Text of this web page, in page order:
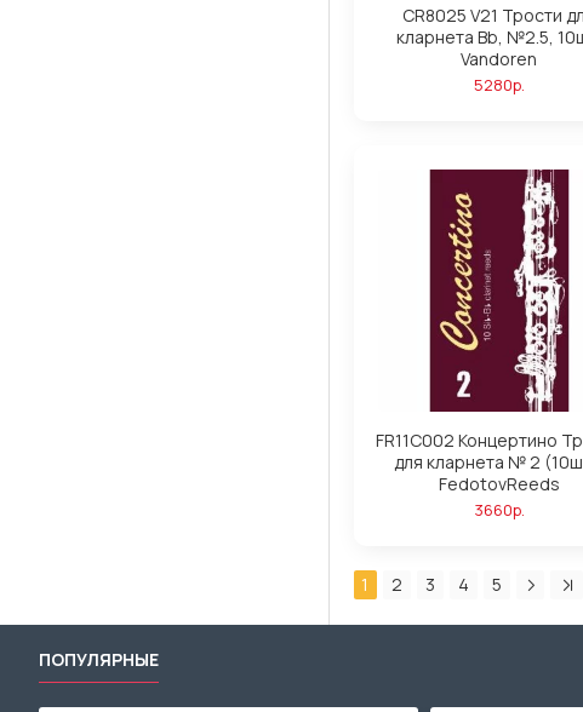
CR8025 V21 Трости
кларнета Bb, №2.5,
Vandoren
5280р.
FR11C002 Концертино
для кларнета № 2
FedotovReeds
3660р.
1 2 3 4 5
ПОПУЛЯРНЫЕ